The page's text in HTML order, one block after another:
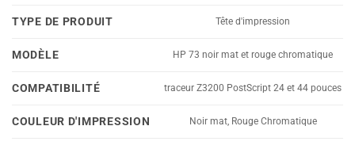
TYPE DE PRODUIT Tête d'impression
MODÈLE HP 73 noir mat et rouge chromatique
COMPATIBILITÉ traceur Z3200 PostScript 24 et 44 pouces
COULEUR D'IMPRESSION Noir mat, Rouge Chromatique